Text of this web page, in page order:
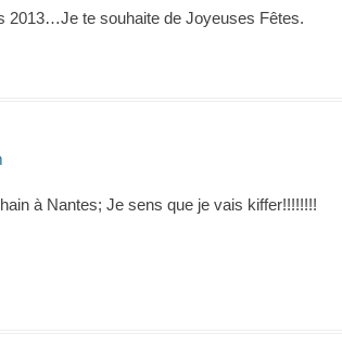
2013…Je te souhaite de Joyeuses Fêtes.
à Nantes; Je sens que je vais kiffer!!!!!!!!